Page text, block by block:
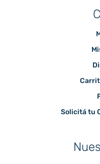
Solicitá tu